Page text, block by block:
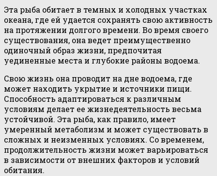
Эта рыба обитает в темных и холодных участках
океана, где ей удается сохранять свою активность
на протяжении долгого времени. Во время своего
существования, она ведет преимущественно
одиночный образ жизни, предпочитая
уединенные места и глубокие районы водоема.
Свою жизнь она проводит на дне водоема, где
может находить укрытие и источники пищи.
Способность адаптироваться к различным
условиям делает ее жизнедеятельность весьма
устойчивой. Эта рыба, как правило, имеет
умеренный метаболизм и может существовать в
сложных и неизменных условиях. Со временем,
продолжительность жизни может варьироваться
в зависимости от внешних факторов и условий
обитания.